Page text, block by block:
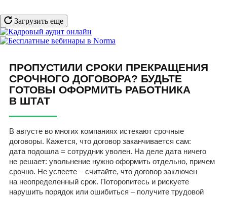
Загрузить еще
ПРОПУСТИЛИ СРОКИ ПРЕКРАЩЕНИЯ
СРОЧНОГО ДОГОВОРА? БУДЬТЕ
ГОТОВЫ ОФОРМИТЬ РАБОТНИКА
В ШТАТ
В августе во многих компаниях истекают срочные
договоры. Кажется, что договор заканчивается сам:
дата подошла = сотрудник уволен. На деле дата ничего
не решает: увольнение нужно оформить отдельно, причем
срочно. Не успеете – считайте, что договор заключен
на неопределенный срок. Поторопитесь и рискуете
нарушить порядок или ошибиться – получите трудовой